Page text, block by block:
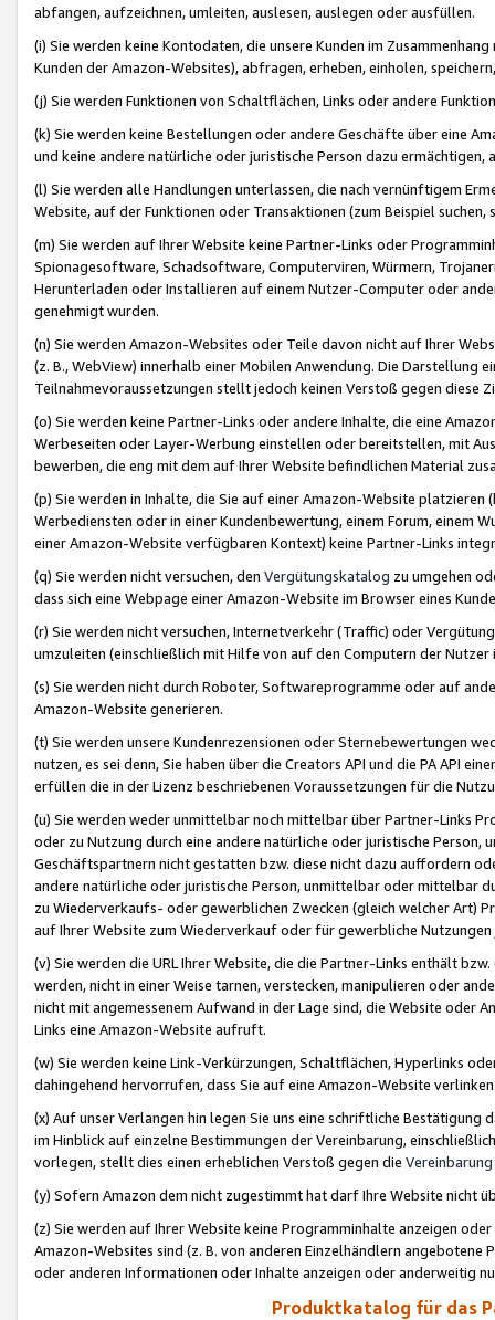
abfangen, aufzeichnen, umleiten, auslesen, auslegen oder ausfüllen.
(i) Sie werden keine Kontodaten, die unsere Kunden im
Kunden der Amazon-Websites), abfragen, erheben, einholen,
(j) Sie werden Funktionen von Schaltflächen, Links oder andere
(k) Sie werden keine Bestellungen oder andere Geschäfte über eine
und keine andere natürliche oder juristische Person dazu
(l) Sie werden alle Handlungen unterlassen, die nach vernünftigem
Website, auf der Funktionen oder Transaktionen (zum Beispiel
(m) Sie werden auf Ihrer Website keine Partner-Links oder
Spionagesoftware, Schadsoftware, Computerviren, Würmern,
Herunterladen oder Installieren auf einem Nutzer-Computer oder
genehmigt wurden.
(n) Sie werden Amazon-Websites oder Teile davon nicht auf Ihrer
(z. B., WebView) innerhalb einer Mobilen Anwendung. Die Darstellung
Teilnahmevoraussetzungen stellt jedoch keinen Verstoß gegen diese
(o) Sie werden keine Partner-Links oder andere Inhalte, die eine
Werbeseiten oder Layer-Werbung einstellen oder bereitstellen, mit
bewerben, die eng mit dem auf Ihrer Website befindlichen Material
(p) Sie werden in Inhalte, die Sie auf einer Amazon-Website
Werbediensten oder in einer Kundenbewertung, einem Forum, einem
einer Amazon-Website verfügbaren Kontext) keine Partner-Links
(q) Sie werden nicht versuchen, den Vergütungskatalog zu umgehen
dass sich eine Webpage einer Amazon-Website im Browser eines
(r) Sie werden nicht versuchen, Internetverkehr (Traffic) oder
umzuleiten (einschließlich mit Hilfe von auf den Computern der
(s) Sie werden nicht durch Roboter, Softwareprogramme oder auf
Amazon-Website generieren.
(t) Sie werden unsere Kundenrezensionen oder Sternebewertungen
nutzen, es sei denn, Sie haben über die Creators API und die PA API
erfüllen die in der Lizenz beschriebenen Voraussetzungen für die
(u) Sie werden weder unmittelbar noch mittelbar über Partner-Links
oder zu Nutzung durch eine andere natürliche oder juristische
Geschäftspartnern nicht gestatten bzw. diese nicht dazu auffordern
andere natürliche oder juristische Person, unmittelbar oder mittelbar
zu Wiederverkaufs- oder gewerblichen Zwecken (gleich welcher Art)
auf Ihrer Website zum Wiederverkauf oder für gewerbliche
(v) Sie werden die URL Ihrer Website, die die Partner-Links enthält
werden, nicht in einer Weise tarnen, verstecken, manipulieren oder
nicht mit angemessenem Aufwand in der Lage sind, die Website oder
Links eine Amazon-Website aufruft.
(w) Sie werden keine Link-Verkürzungen, Schaltflächen, Hyperlinks
dahingehend hervorrufen, dass Sie auf eine Amazon-Website
(x) Auf unser Verlangen hin legen Sie uns eine schriftliche
im Hinblick auf einzelne Bestimmungen der Vereinbarung,
vorlegen, stellt dies einen erheblichen Verstoß gegen die Vereinbarung
(y) Sofern Amazon dem nicht zugestimmt hat darf Ihre Website nicht
(z) Sie werden auf Ihrer Website keine Programminhalte anzeigen
Amazon-Websites sind (z. B. von anderen Einzelhändlern
oder anderen Informationen oder Inhalte anzeigen oder anderweitig
Produktkatalog für das